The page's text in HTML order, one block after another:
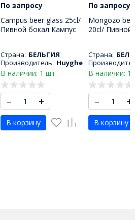
По запросу
Campus beer glass 25cl/
Пивной бокал Кампус
Страна: БЕЛЬГИЯ
Производитель: Huyghe
В наличии: 1 шт.
– +
В корзину
По запросу
Mongozo
20cl/ Пивной
Страна:
В наличии: 1
– +
В корзину